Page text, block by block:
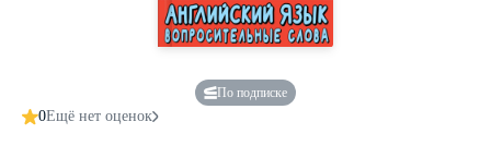
По подписке
0Ещё нет оценок